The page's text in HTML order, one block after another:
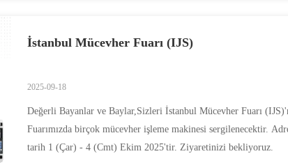
İstanbul Mücevher Fuarı (IJS)
2025-09-18
Değerli Bayanlar ve Baylar,Sizleri İstanbul Mücevher Fuarı
Fuarımızda birçok mücevher işleme makinesi sergilenecektir.
tarih 1 (Çar) - 4 (Cmt) Ekim 2025'tir. Ziyaretinizi bekliyoruz.